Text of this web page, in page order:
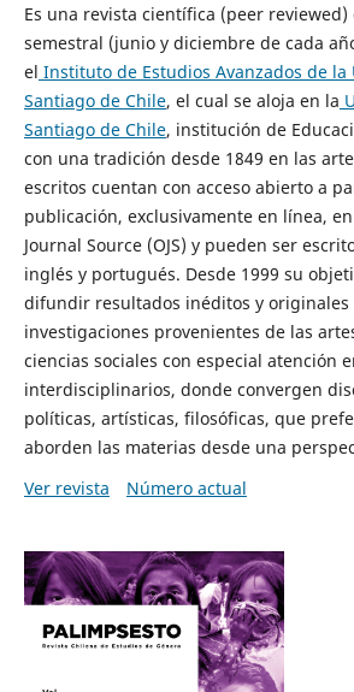
Es una revista científica (peer
semestral (junio y diciembre de cada
el Instituto de Estudios Avanzados de
Santiago de Chile, el cual se aloja en la
Santiago de Chile, institución de
con una tradición desde 1849 en las
escritos cuentan con acceso abierto a
publicación, exclusivamente en línea,
Journal Source (OJS) y pueden ser
inglés y portugués. Desde 1999 su
difundir resultados inéditos y originales
investigaciones provenientes de las
ciencias sociales con especial atención
interdisciplinarios, donde convergen
políticas, artísticas, filosóficas, que
aborden las materias desde una
Ver revista
Número actual